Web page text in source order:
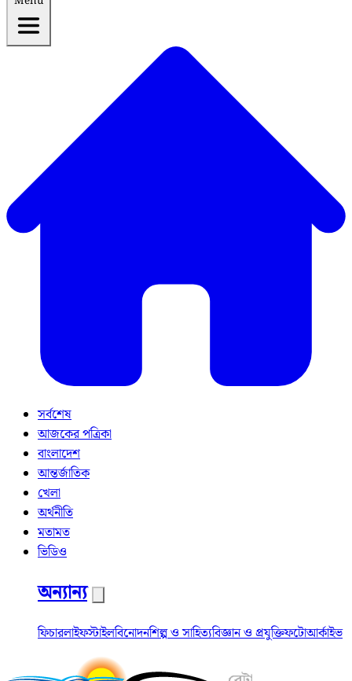
সর্বশেষ
আজকের পত্রিকা
বাংলাদেশ
আন্তর্জাতিক
খেলা
অর্থনীতি
মতামত
ভিডিও
অন্যান্য
ফিচারলাইফস্টাইলবিনোদনশিল্প ও সাহিত্যবিজ্ঞান ও প্রযুক্তিফটোআর্কাইভ